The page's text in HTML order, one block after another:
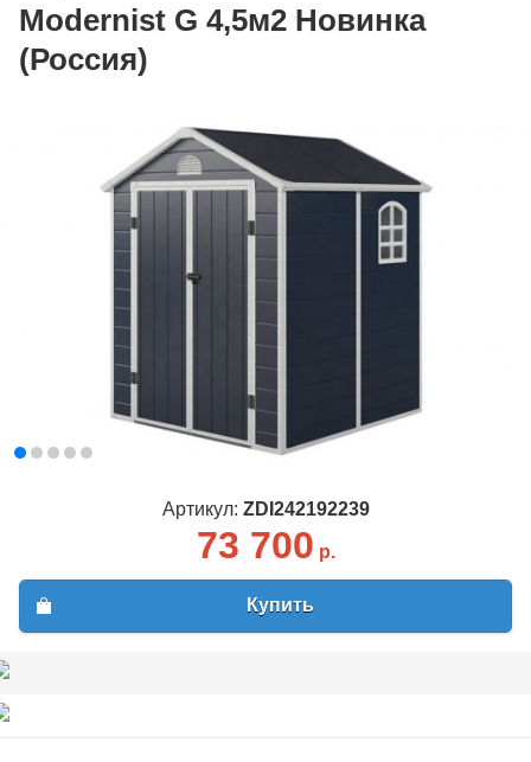
Modernist G 4,5м2 Новинка
(Россия)
Артикул: ZDI242192239
73 700 р.
Купить
Вход для покупателей
Регистрация
Забыли пароль?
Имя *
Пароль*
Индекс